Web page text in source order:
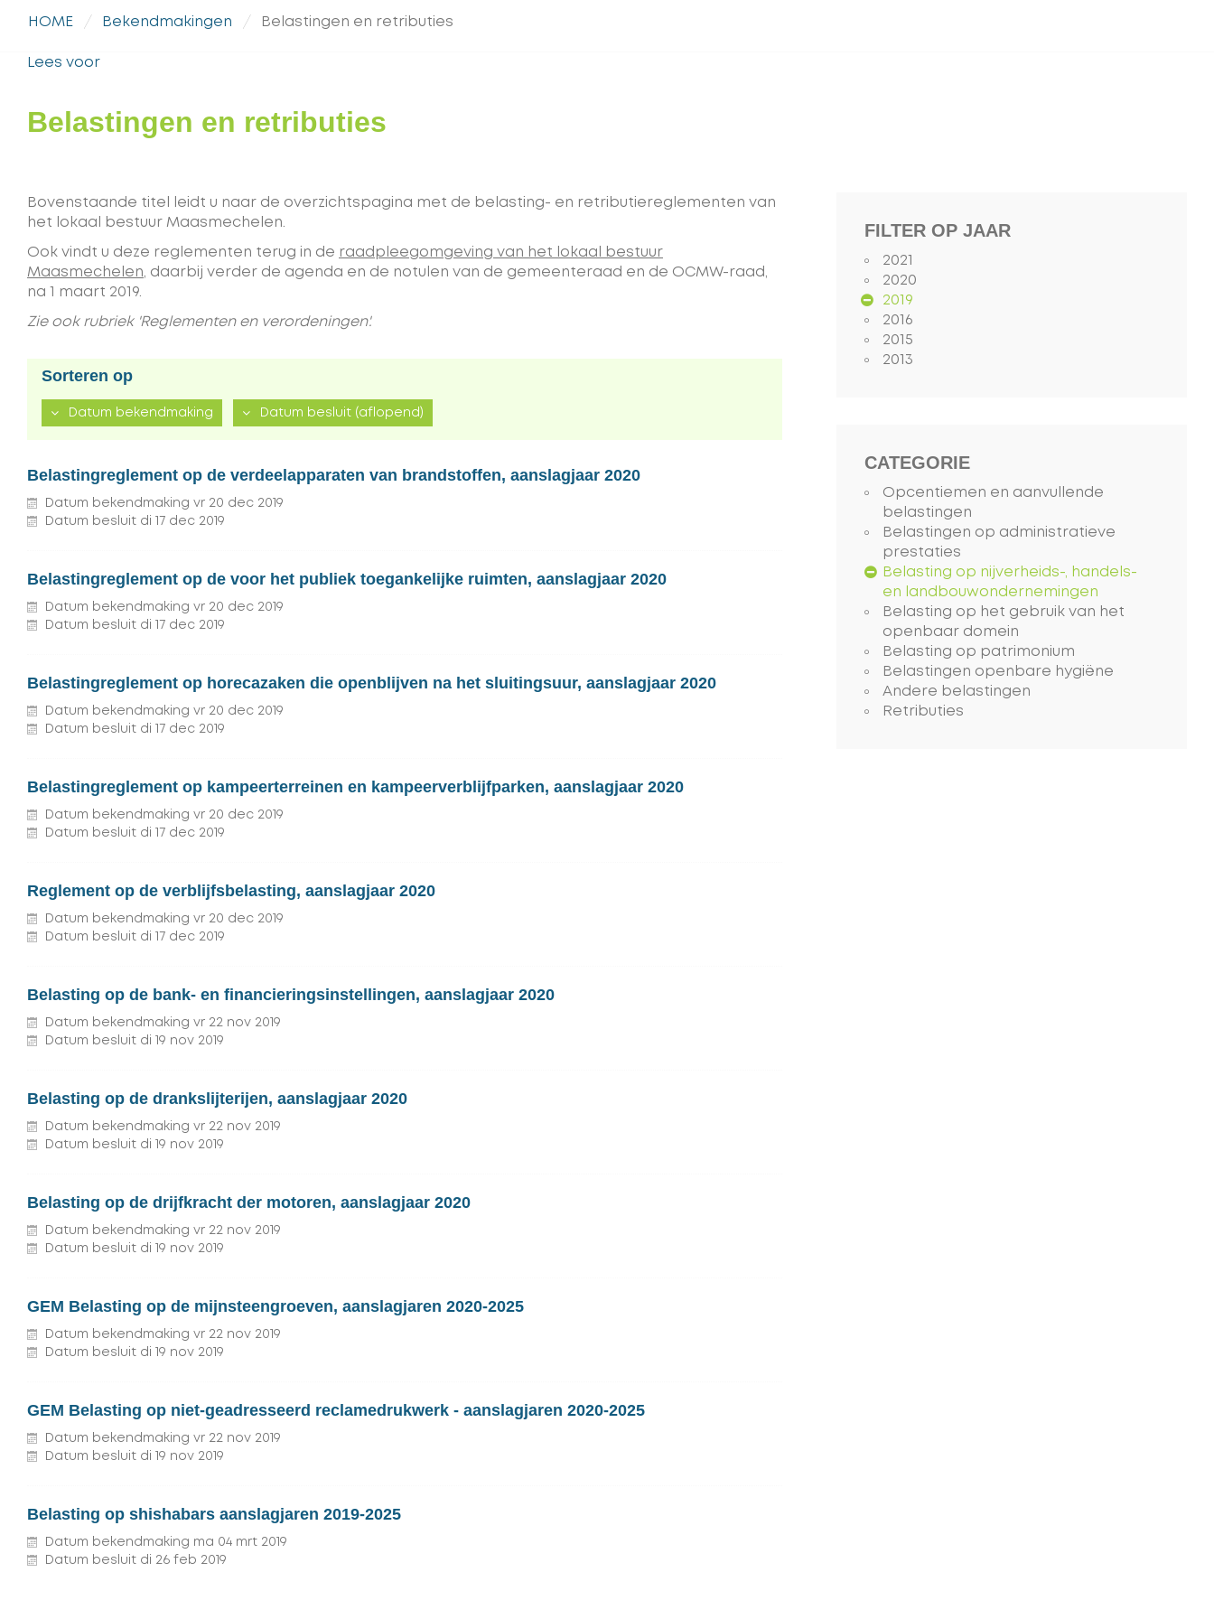
HOME Bekendmakingen Belastingen en retributies
Lees voor
Belastingen en retributies
Bovenstaande titel leidt u naar de overzichtspagina met de belasting- en retributiereglementen van
het lokaal bestuur Maasmechelen.
Ook vindt u deze reglementen terug in de raadpleegomgeving van het lokaal bestuur
Maasmechelen , daarbij verder de agenda en de notulen van de gemeenteraad en de OCMW-raad,
na 1 maart 2019.
Zie ook rubriek 'Reglementen en verordeningen'.
Sorteren op
Datum bekendmaking (aflopend)Datum besluit (aflopend)
Belastingreglement op de verdeelapparaten van brandstoffen, aanslagjaar 2020
Datum bekendmaking vr 20 dec 2019
Datum besluit di 17 dec 2019
Belastingreglement op de voor het publiek toegankelijke ruimten, aanslagjaar 2020
Datum bekendmaking vr 20 dec 2019
Datum besluit di 17 dec 2019
Belastingreglement op horecazaken die openblijven na het sluitingsuur, aanslagjaar 2020
Datum bekendmaking vr 20 dec 2019
Datum besluit di 17 dec 2019
Belastingreglement op kampeerterreinen en kampeerverblijfparken, aanslagjaar 2020
Datum bekendmaking vr 20 dec 2019
Datum besluit di 17 dec 2019
Reglement op de verblijfsbelasting, aanslagjaar 2020
Datum bekendmaking vr 20 dec 2019
Datum besluit di 17 dec 2019
Belasting op de bank- en financieringsinstellingen, aanslagjaar 2020
Datum bekendmaking vr 22 nov 2019
Datum besluit di 19 nov 2019
Belasting op de drankslijterijen, aanslagjaar 2020
Datum bekendmaking vr 22 nov 2019
Datum besluit di 19 nov 2019
Belasting op de drijfkracht der motoren, aanslagjaar 2020
Datum bekendmaking vr 22 nov 2019
Datum besluit di 19 nov 2019
GEM Belasting op de mijnsteengroeven, aanslagjaren 2020-2025
Datum bekendmaking vr 22 nov 2019
Datum besluit di 19 nov 2019
GEM Belasting op niet-geadresseerd reclamedrukwerk - aanslagjaren 2020-2025
Datum bekendmaking vr 22 nov 2019
Datum besluit di 19 nov 2019
Belasting op shishabars aanslagjaren 2019-2025
Datum bekendmaking ma 04 mrt 2019
Datum besluit di 26 feb 2019
FILTER OP JAAR
2021
2020
2019
2016
2015
2013
CATEGORIE
Opcentiemen en aanvullende
belastingen
Belastingen op administratieve
prestaties
Belasting op nijverheids-, handels-
en landbouwondernemingen
Belasting op het gebruik van het
openbaar domein
Belasting op patrimonium
Belastingen openbare hygiëne
Andere belastingen
Retributies